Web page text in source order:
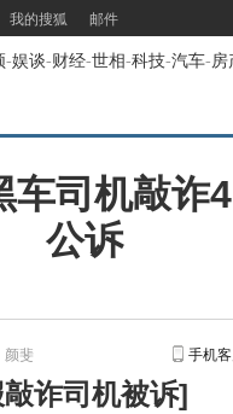
我的搜狐 邮件
-娱谈-财经-世相-科技-汽车-房
车司机敲诈
公诉
颜斐 手机
诈司机被诉]